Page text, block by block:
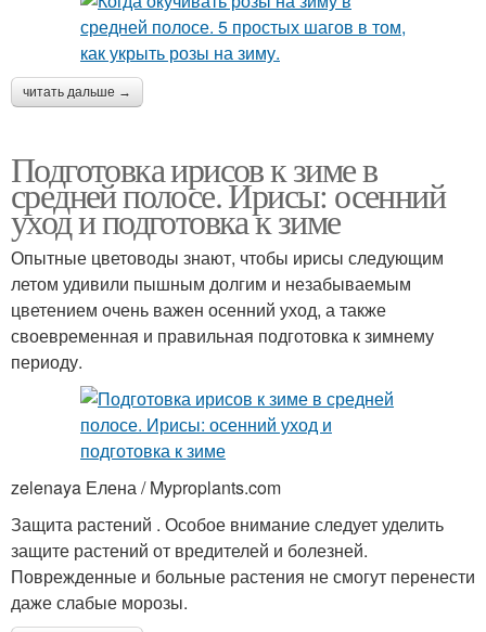
читать дальше →
Подготовка ирисов к зиме в
средней полосе. Ирисы: осенний
уход и подготовка к зиме
Опытные цветоводы знают, чтобы ирисы следующим
летом удивили пышным долгим и незабываемым
цветением очень важен осенний уход, а также
своевременная и правильная подготовка к зимнему
периоду.
zelenaya Елена / Myproplants.com
Защита растений . Особое внимание следует уделить
защите растений от вредителей и болезней.
Поврежденные и больные растения не смогут перенести
даже слабые морозы.